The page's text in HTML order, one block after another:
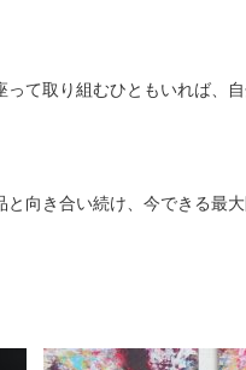
って取り組むひともいれば、
向き合い続け、今できる最